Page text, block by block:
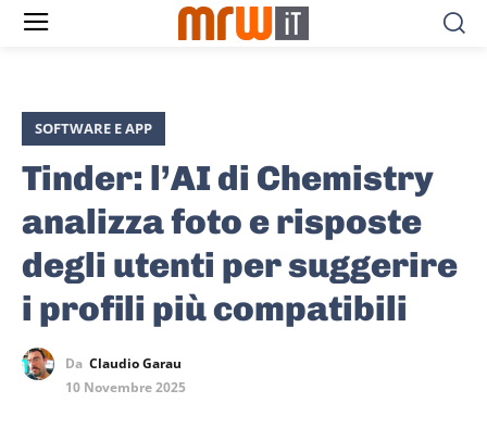
SOFTWARE E APP
Tinder: l’AI di Chemistry
analizza foto e risposte
degli utenti per suggerire
i profili più compatibili
Da Claudio Garau
10 Novembre 2025